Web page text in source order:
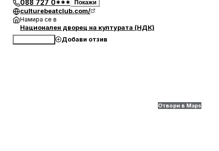
088 727 0*** Покажи
culturebeatclub.com/
Намира се в
Национален дворец на културата (НДК)
Добави отзив
Отвори в Maps